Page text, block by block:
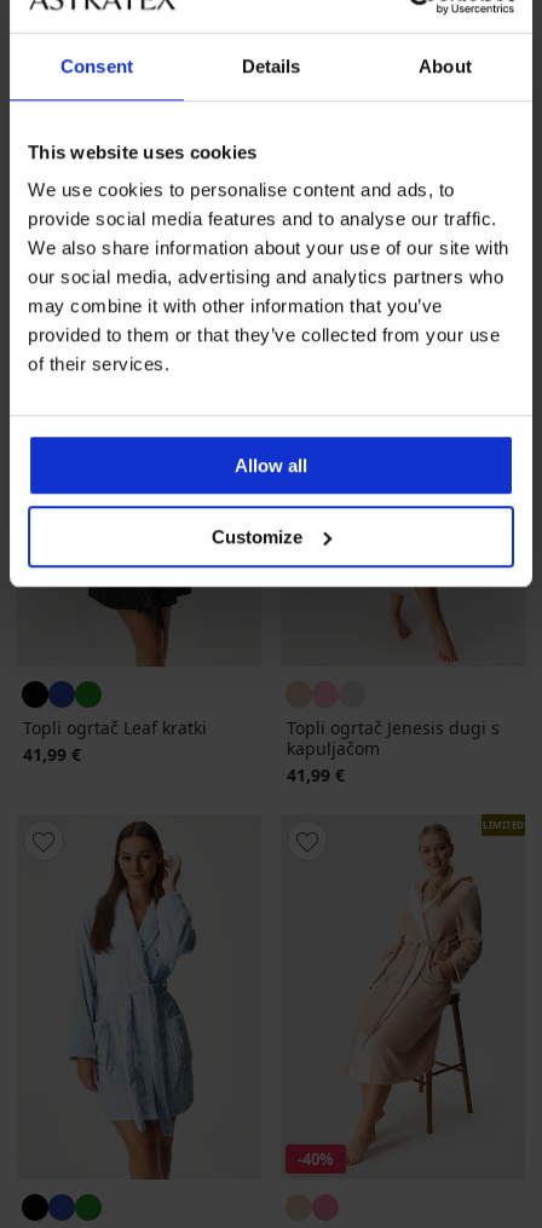
Consent Details About
This website uses cookies
We use cookies to personalise content and ads, to
provide social media features and to analyse our traffic.
We also share information about your use of our site with
our social media, advertising and analytics partners who
may combine it with other information that you’ve
provided to them or that they’ve collected from your use
of their services.
Allow all
Customize
PREMIUM
Topli ogrtač DKNY Elm Green
kratki
Popust
46,49 € Prvobitna cijena
92,99 €
41,99 €
Topli ogrtač Leaf kratki
41,99 €
Topli ogrtač Jenesis dugi s
kapuljačom
41,99 €
LIMITED
-40%